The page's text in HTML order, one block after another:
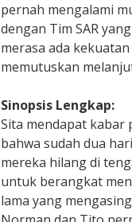
pernah mengalami
dengan Tim SAR
merasa ada
memutuskan
Sinopsis Lengkap:
Sita mendapat kabar
bahwa sudah dua
mereka hilang di
untuk berangkat
lama yang